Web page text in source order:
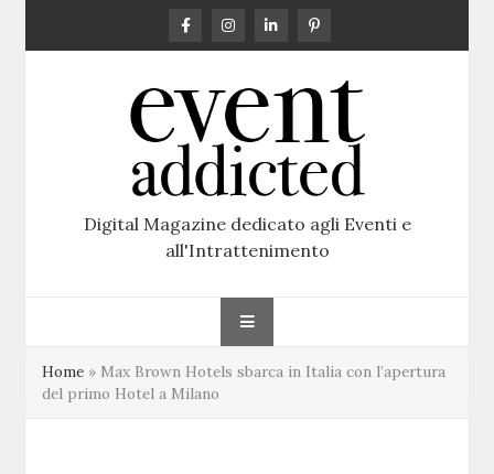
Digital Magazine dedicato agli Eventi e
all'Intrattenimento
Home » Max Brown Hotels sbarca in Italia con l’apertura
del primo Hotel a Milano